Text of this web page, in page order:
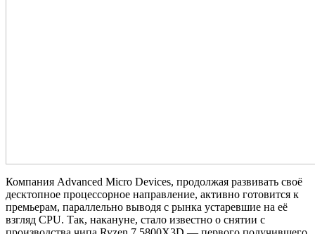
Компания Advanced Micro Devices, продолжая развивать своё
десктопное процессорное направление, активно готовится к
премьерам, параллельно выводя с рынка устаревшие на её
взгляд CPU. Так, накануне, стало известно о снятии с